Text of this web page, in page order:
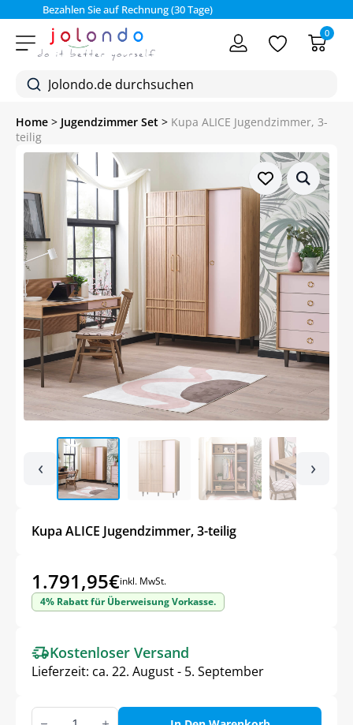
Bezahlen Sie auf Rechnung (30 Tage)
0
Home > Jugendzimmer Set > Kupa ALICE Jugendzimmer, 3-
teilig
‹ ›
Kupa ALICE Jugendzimmer, 3-teilig
1.791,95€inkl. MwSt.
4% Rabatt für Überweisung Vorkasse.
Kostenloser Versand
Lieferzeit: ca. 22. August - 5. September
Kupa